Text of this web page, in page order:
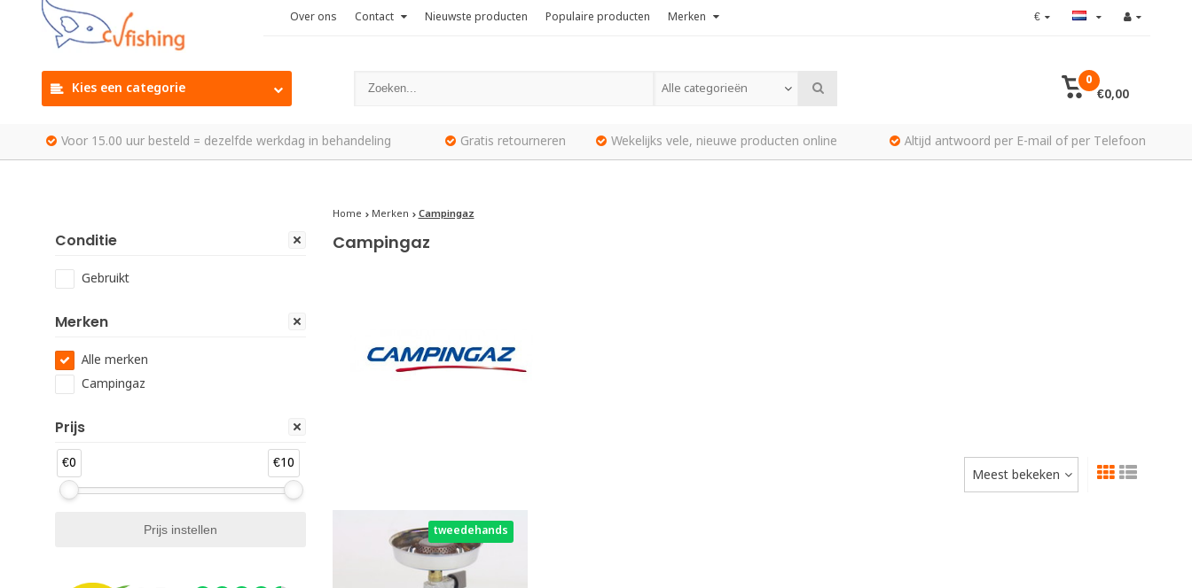
Over ons Contact Nieuwste producten Populaire producten Merken €
Kies een categorie Alle categorieën
0
€0,00
Voor 15.00 uur besteld = dezelfde werkdag in behandeling Gratis retourneren Wekelijks vele, nieuwe producten online Altijd antwoord per E-mail of per Telefoon
Conditie
Gebruikt
Merken
Alle merken
Campingaz
Prijs
€0 €10
Home Merken Campingaz
Campingaz
Meest bekeken
tweedehands